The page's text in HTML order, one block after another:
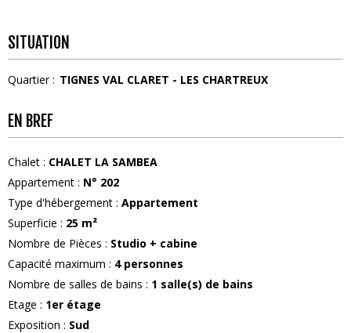
SITUATION
Quartier : TIGNES VAL CLARET - LES CHARTREUX
EN BREF
Chalet : CHALET LA SAMBEA
Appartement : N° 202
Type d'hébergement : Appartement
Superficie : 25 m²
Nombre de Pièces : Studio + cabine
Capacité maximum : 4 personnes
Nombre de salles de bains : 1 salle(s) de bains
Etage : 1er étage
Exposition : Sud